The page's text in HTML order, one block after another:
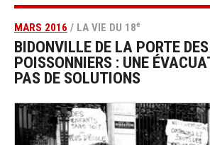
MARS 2016 / LA VIE DU 18e
BIDONVILLE DE LA PORTE DES
POISSONNIERS : UNE
PAS DE SOLUTIONS